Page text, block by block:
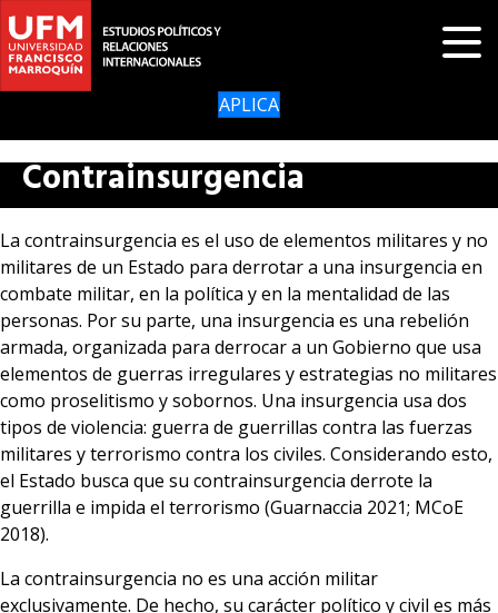
APLICA
Contrainsurgencia
La contrainsurgencia es el uso de elementos militares y no
militares de un Estado para derrotar a una insurgencia en
combate militar, en la política y en la mentalidad de las
personas. Por su parte, una insurgencia es una rebelión
armada, organizada para derrocar a un Gobierno que usa
elementos de guerras irregulares y estrategias no militares
como proselitismo y sobornos. Una insurgencia usa dos
tipos de violencia: guerra de guerrillas contra las fuerzas
militares y terrorismo contra los civiles. Considerando esto,
el Estado busca que su contrainsurgencia derrote la
guerrilla e impida el terrorismo (Guarnaccia 2021; MCoE
2018).
La contrainsurgencia no es una acción militar
exclusivamente. De hecho, su carácter político y civil es más